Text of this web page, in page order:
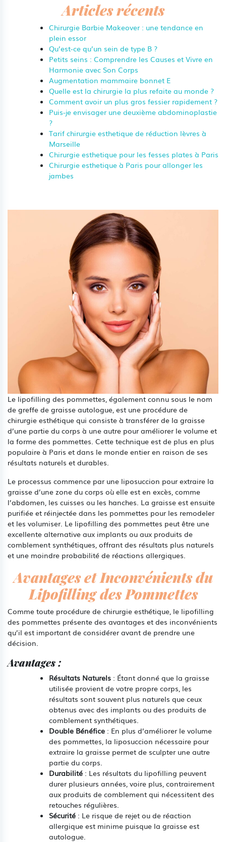
Le lipofilling des pommettes, également connu sous le nom
de greffe de graisse autologue, est une procédure de
chirurgie esthétique qui consiste à transférer de la graisse
d’une partie du corps à une autre pour améliorer le volume et
la forme des pommettes. Cette technique est de plus en plus
populaire à Paris et dans le monde entier en raison de ses
résultats naturels et durables.
Le processus commence par une liposuccion pour extraire la
graisse d’une zone du corps où elle est en excès, comme
l’abdomen, les cuisses ou les hanches. La graisse est ensuite
purifiée et réinjectée dans les pommettes pour les remodeler
et les volumiser. Le lipofilling des pommettes peut être une
excellente alternative aux implants ou aux produits de
comblement synthétiques, offrant des résultats plus naturels
et une moindre probabilité de réactions allergiques.
Avantages et Inconvénients du
Lipofilling des Pommettes
Comme toute procédure de chirurgie esthétique, le lipofilling
des pommettes présente des avantages et des inconvénients
qu’il est important de considérer avant de prendre une
décision.
Avantages :
Résultats Naturels : Étant donné que la graisse
utilisée provient de votre propre corps, les
résultats sont souvent plus naturels que ceux
obtenus avec des implants ou des produits de
comblement synthétiques.
Double Bénéfice : En plus d’améliorer le volume
des pommettes, la liposuccion nécessaire pour
extraire la graisse permet de sculpter une autre
partie du corps.
Durabilité : Les résultats du lipofilling peuvent
durer plusieurs années, voire plus, contrairement
aux produits de comblement qui nécessitent des
retouches régulières.
Sécurité : Le risque de rejet ou de réaction
allergique est minime puisque la graisse est
autologue.
Articles récents
Chirurgie Barbie Makeover : une tendance en
plein essor
Qu’est-ce qu’un sein de type B ?
Petits seins : Comprendre les Causes et Vivre en
Harmonie avec Son Corps
Augmentation mammaire bonnet E
Quelle est la chirurgie la plus refaite au monde ?
Comment avoir un plus gros fessier rapidement ?
Puis-je envisager une deuxième abdominoplastie
?
Tarif chirurgie esthetique de réduction lèvres à
Marseille
Chirurgie esthetique pour les fesses plates à Paris
Chirurgie esthetique à Paris pour allonger les
jambes